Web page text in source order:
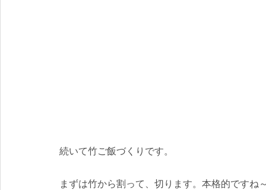
続いて竹ご飯づくりです。
まずは竹から割って、切ります。本格的ですね